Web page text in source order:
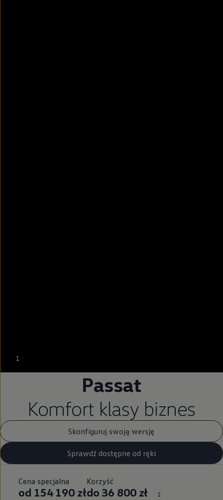
1
Passat
Komfort klasy biznes
Skonfiguruj swoją wersję
Sprawdź dostępne od ręki
Cena specjalna
od 154 190 zł
Korzyść
do 36 800 zł 2